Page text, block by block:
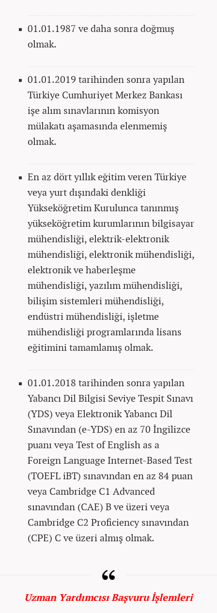
01.01.1987 ve daha sonra doğmuş
olmak.
01.01.2019 tarihinden sonra yapılan
Türkiye Cumhuriyet Merkez Bankası
işe alım sınavlarının komisyon
mülakatı aşamasında elenmemiş
olmak.
En az dört yıllık eğitim veren Türkiye
veya yurt dışındaki denkliği
Yükseköğretim Kurulunca tanınmış
yükseköğretim kurumlarının bilgisayar
mühendisliği, elektrik-elektronik
mühendisliği, elektronik mühendisliği,
elektronik ve haberleşme
mühendisliği, yazılım mühendisliği,
bilişim sistemleri mühendisliği,
endüstri mühendisliği, işletme
mühendisliği programlarında lisans
eğitimini tamamlamış olmak.
01.01.2018 tarihinden sonra yapılan
Yabancı Dil Bilgisi Seviye Tespit Sınavı
(YDS) veya Elektronik Yabancı Dil
Sınavından (e-YDS) en az 70 İngilizce
puanı veya Test of English as a
Foreign Language Internet-Based Test
(TOEFL iBT) sınavından en az 84 puan
veya Cambridge C1 Advanced
sınavından (CAE) B ve üzeri veya
Cambridge C2 Proficiency sınavından
(CPE) C ve üzeri almış olmak.
Uzman Yardımcısı Başvuru İşlemleri